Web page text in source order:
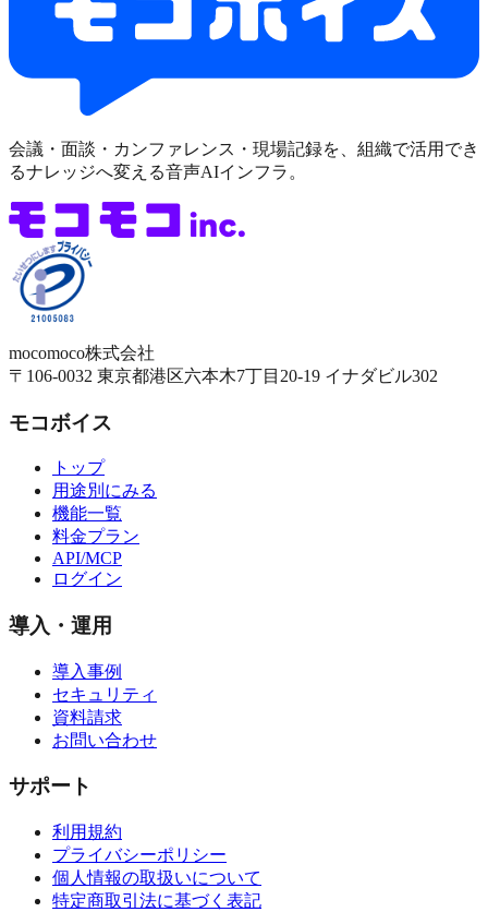
会議・面談・カンファレンス・現場記録を、組織で活用でき
るナレッジへ変える音声AIインフラ。
mocomoco株式会社
〒106-0032 東京都港区六本木7丁目20-19 イナダビル302
モコボイス
トップ
用途別にみる
機能一覧
料金プラン
API/MCP
ログイン
導入・運用
導入事例
セキュリティ
資料請求
お問い合わせ
サポート
利用規約
プライバシーポリシー
個人情報の取扱いについて
特定商取引法に基づく表記